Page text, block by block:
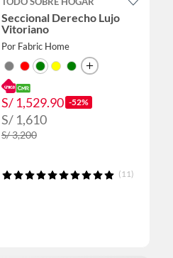
Seccional Derecho Lujo
Vitoriano
Por Fabric Home
S/ 1,529.90 -52%
S/ 1,610
S/ 3,200
(11)